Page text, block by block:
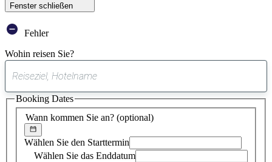
Fenster schließen
Fehler
Wohin reisen Sie?
gefundener
Vorschlag
Wann kommen Sie an? (optional)
Wählen Sie den Starttermin
Wählen Sie das Enddatum
Booking Dates